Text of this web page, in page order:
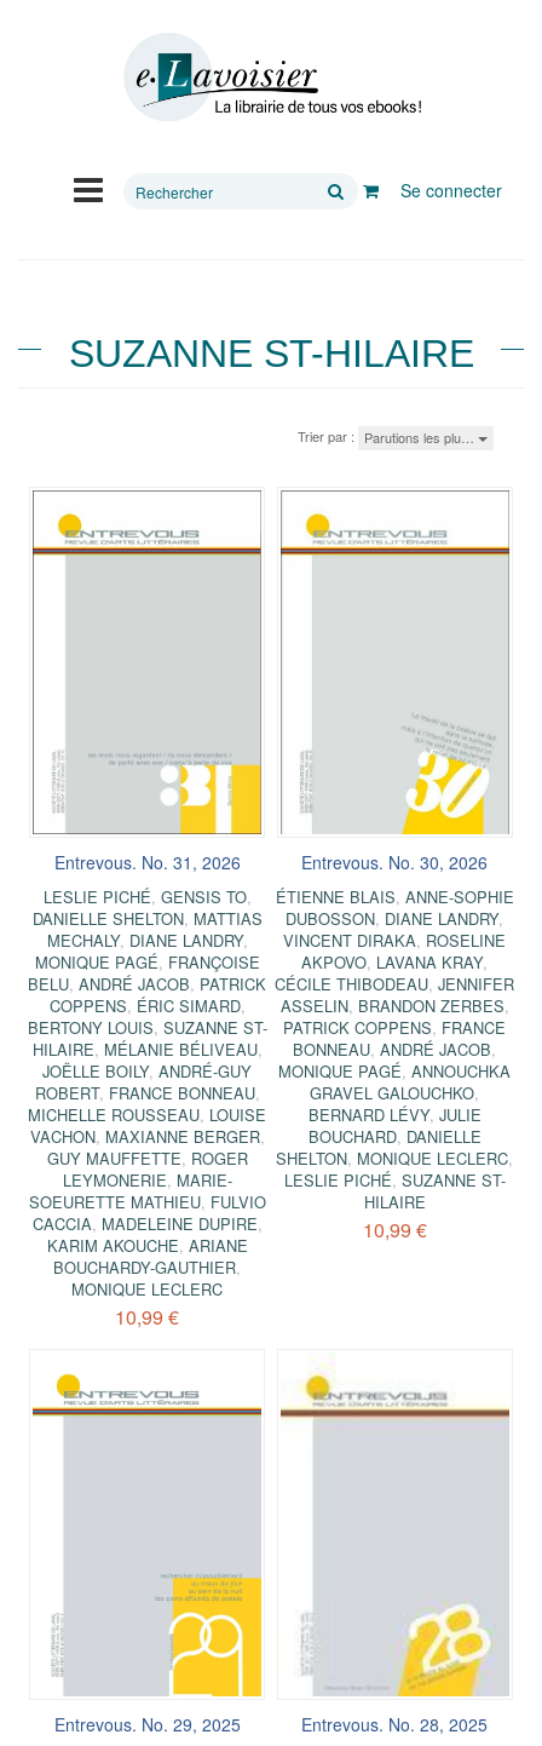
Rechercher
Se connecter
SUZANNE ST-HILAIRE
Trier par : Parutions les plu…
Entrevous. No. 31, 2026
LESLIE PICHÉ, GENSIS TO,
DANIELLE SHELTON, MATTIAS
MECHALY, DIANE LANDRY,
MONIQUE PAGÉ, FRANÇOISE
BELU,ANDRÉ JACOB, PATRICK
COPPENS, ÉRIC SIMARD,
BERTONY LOUIS, SUZANNE ST-
HILAIRE, MÉLANIE BÉLIVEAU,
JOËLLE BOILY,ANDRÉ-GUY
ROBERT, FRANCE BONNEAU,
MICHELLE ROUSSEAU, LOUISE
VACHON, MAXIANNE BERGER,
GUY MAUFFETTE, ROGER
LEYMONERIE, MARIE-
SOEURETTE MATHIEU, FULVIO
CACCIA, MADELEINE DUPIRE,
KARIM AKOUCHE, ARIANE
BOUCHARDY-GAUTHIER,
MONIQUE LECLERC
10,99 €
Entrevous. No. 30, 2026
ÉTIENNE BLAIS, ANNE-SOPHIE
DUBOSSON, DIANE LANDRY,
VINCENT DIRAKA, ROSELINE
AKPOVO, LAVANA KRAY,
CÉCILE THIBODEAU,JENNIFER
ASSELIN, BRANDON ZERBES,
PATRICK COPPENS, FRANCE
BONNEAU,ANDRÉ JACOB,
MONIQUE PAGÉ,ANNOUCHKA
GRAVEL GALOUCHKO,
BERNARD LÉVY, JULIE
BOUCHARD, DANIELLE
SHELTON, MONIQUE LECLERC,
LESLIE PICHÉ, SUZANNE ST-
HILAIRE
10,99 €
Entrevous. No. 29, 2025 Entrevous. No. 28, 2025